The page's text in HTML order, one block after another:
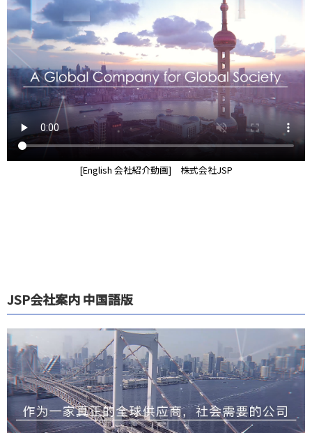
[English 会社紹介動画] 株式会社JSP
JSP会社案内 中国語版